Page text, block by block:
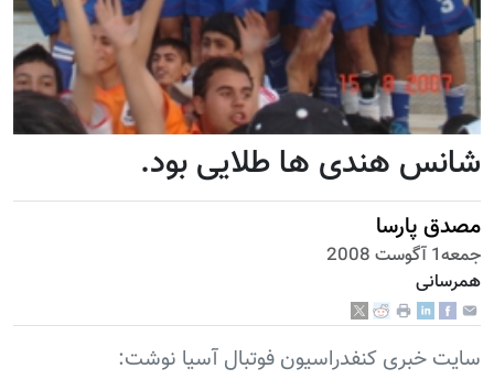
شانس هندی ها طلایی بود.
مصدق پارسا
جمعه1 آگوست 2008
همرسانی
سایت خبری کنفدراسیون فوتبال آسیا نوشت: